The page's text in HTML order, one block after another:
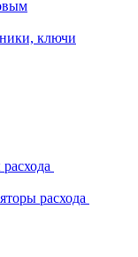
ключи
расхода